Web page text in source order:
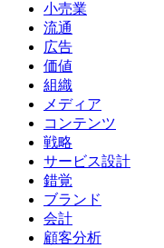
小売業
流通
広告
価値
組織
メディア
コンテンツ
戦略
サービス設計
錯覚
ブランド
会計
顧客分析